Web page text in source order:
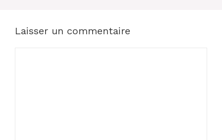
Laisser un commentaire